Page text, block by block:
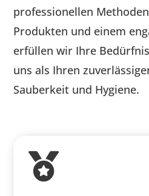
professionellen
Produkten und einem
erfüllen wir Ihre
uns als Ihren
Sauberkeit und Hygiene.
